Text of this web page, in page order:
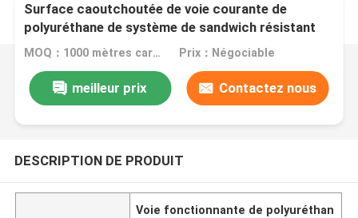
Surface caoutchoutée de voie courante de
polyuréthane de système de sandwich résistant
aux intempéries
MOQ：1000 mètres carrés Prix：Négociable
meilleur prix Contactez nous
DESCRIPTION DE PRODUIT
Voie fonctionnante de polyuréthan